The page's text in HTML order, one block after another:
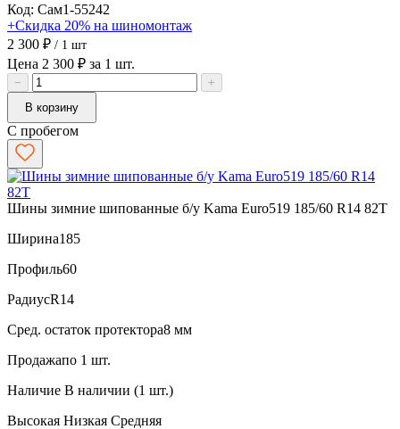
Код: Сам1-55242
+Скидка 20% на шиномонтаж
2 300 ₽ / 1 шт
Цена 2 300 ₽ за 1 шт.
−
+
В корзину
С пробегом
Шины зимние шипованные б/у Kama Euro519 185/60 R14 82T
Ширина185
Профиль60
РадиусR14
Сред. остаток протектора8 мм
Продажапо 1 шт.
Наличие В наличии (1 шт.)
Высокая Низкая Средняя